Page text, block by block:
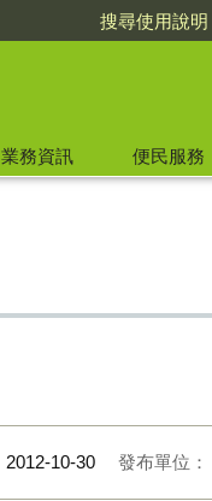
搜尋使用說明
業務資訊 便民服務
2012-10-30 發布單位：